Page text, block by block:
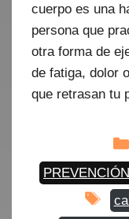
cuerpo es una
persona que
otra forma de
de fatiga, dolor
que retrasan tu